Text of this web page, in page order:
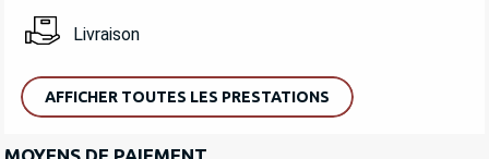
Livraison
AFFICHER TOUTES LES PRESTATIONS